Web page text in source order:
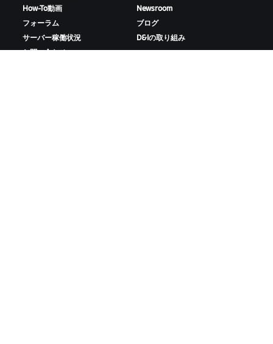
How-To動画
フォーラム
サーバー稼働状況
お問い合わせ
Newsroom
ブログ
D&Iの取り組み